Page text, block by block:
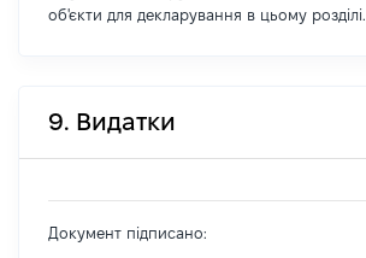
об'єкти для декларування в цьому розділі.
9. Видатки
Документ підписано: